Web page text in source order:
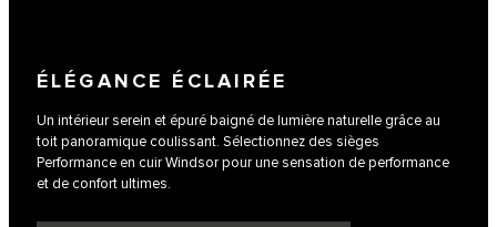
ÉLÉGANCE ÉCLAIRÉE
Un intérieur serein et épuré baigné de lumière naturelle grâce au
toit panoramique coulissant. Sélectionnez des sièges
Performance en cuir Windsor pour une sensation de performance
et de confort ultimes.